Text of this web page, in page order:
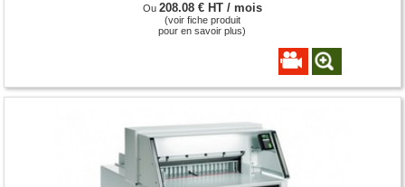
Ou 208.08 € HT / mois
(voir fiche produit
pour en savoir plus)